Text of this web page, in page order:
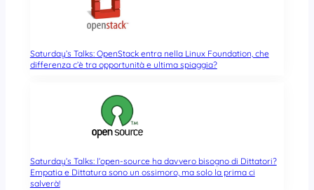
Saturday’s Talks: OpenStack entra nella Linux Foundation, che
differenza c’è tra opportunità e ultima spiaggia?
Saturday’s Talks: l’open-source ha davvero bisogno di Dittatori?
Empatia e Dittatura sono un ossimoro, ma solo la prima ci
salverà!